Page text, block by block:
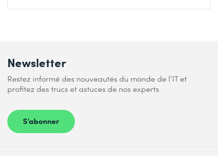
Newsletter
Restez informé des nouveautés du monde de l’IT et
profitez des trucs et astuces de nos experts
S’abonner